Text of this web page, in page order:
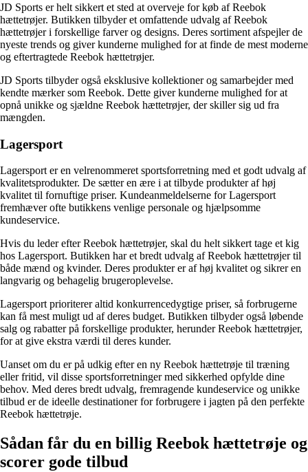
JD Sports er helt sikkert et sted at overveje for køb af Reebok
hættetrøjer. Butikken tilbyder et omfattende udvalg af Reebok
hættetrøjer i forskellige farver og designs. Deres sortiment afspejler de
nyeste trends og giver kunderne mulighed for at finde de mest moderne
og eftertragtede Reebok hættetrøjer.
JD Sports tilbyder også eksklusive kollektioner og samarbejder med
kendte mærker som Reebok. Dette giver kunderne mulighed for at
opnå unikke og sjældne Reebok hættetrøjer, der skiller sig ud fra
mængden.
Lagersport
Lagersport er en velrenommeret sportsforretning med et godt udvalg af
kvalitetsprodukter. De sætter en ære i at tilbyde produkter af høj
kvalitet til fornuftige priser. Kundeanmeldelserne for Lagersport
fremhæver ofte butikkens venlige personale og hjælpsomme
kundeservice.
Hvis du leder efter Reebok hættetrøjer, skal du helt sikkert tage et kig
hos Lagersport. Butikken har et bredt udvalg af Reebok hættetrøjer til
både mænd og kvinder. Deres produkter er af høj kvalitet og sikrer en
langvarig og behagelig brugeroplevelse.
Lagersport prioriterer altid konkurrencedygtige priser, så forbrugerne
kan få mest muligt ud af deres budget. Butikken tilbyder også løbende
salg og rabatter på forskellige produkter, herunder Reebok hættetrøjer,
for at give ekstra værdi til deres kunder.
Uanset om du er på udkig efter en ny Reebok hættetrøje til træning
eller fritid, vil disse sportsforretninger med sikkerhed opfylde dine
behov. Med deres bredt udvalg, fremragende kundeservice og unikke
tilbud er de ideelle destinationer for forbrugere i jagten på den perfekte
Reebok hættetrøje.
Sådan får du en billig Reebok hættetrøje og
scorer gode tilbud